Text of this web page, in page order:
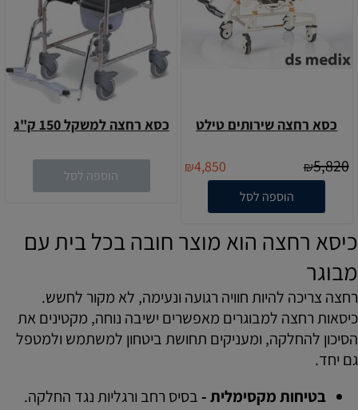
כסא רחצה שירותים טילט
₪5,820
₪4,850
הוספה לסל
כסא רחצה למשקל 150 ק"ג
הוספה לסל
כיסא רחצה הוא מוצר חובה בכל בית עם
מבוגר
רחצה צריכה להיות חוויה רגועה ונעימה, לא מקור לחשש.
כיסאות רחצה למבוגרים מאפשרים ישיבה נוחה, מקטינים את
הסיכון להחלקה, ומעניקים תחושת ביטחון למשתמש ולמטפל
גם יחד.
בטיחות מקסימלית - בסיס רחב ורגליות נגד החלקה.